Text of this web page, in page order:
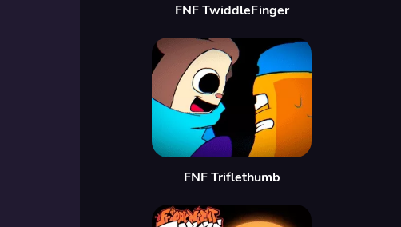
FNF TwiddleFinger
FNF Triflethumb